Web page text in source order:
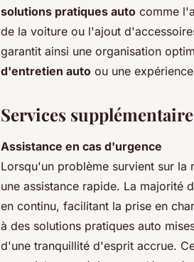
solutions pratiques auto comme
de la voiture ou l'ajout
garantit ainsi une organisation
d'entretien auto ou une
Services
Assistance en cas d'urgence
Lorsqu'un problème survient sur
une assistance rapide. La majorité
en continu, facilitant la prise en
à des solutions pratiques auto
d'une tranquillité d'esprit accrue.